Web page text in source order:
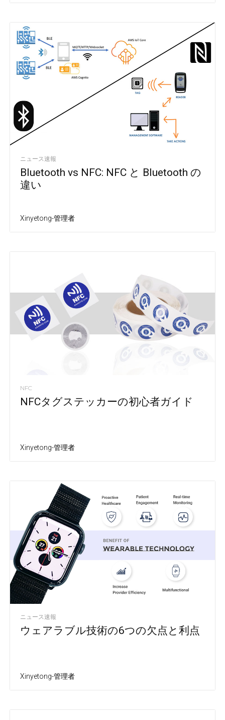
ニュース速報
Bluetooth vs NFC: NFC と Bluetooth の
違い
Xinyetong-管理者
NFC
NFCタグステッカーの初心者ガイド
Xinyetong-管理者
ニュース速報
ウェアラブル技術の6つの欠点と利点
Xinyetong-管理者